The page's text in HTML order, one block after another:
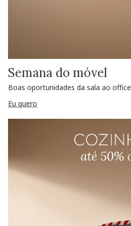
Semana do móvel
Boas oportunidades da sala ao office
Eu quero